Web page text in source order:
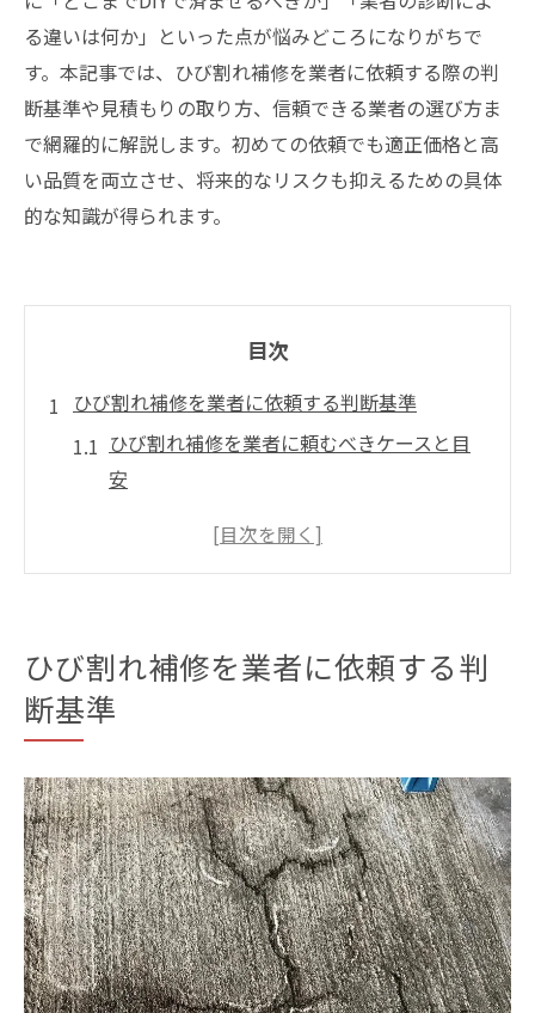
る違いは何か」といった点が悩みどころになりがちで
す。本記事では、ひび割れ補修を業者に依頼する際の判
断基準や見積もりの取り方、信頼できる業者の選び方ま
で網羅的に解説します。初めての依頼でも適正価格と高
い品質を両立させ、将来的なリスクも抑えるための具体
的な知識が得られます。
目次
ひび割れ補修を業者に依頼する判断基準
ひび割れ補修を業者に頼むべきケースと目
安
コンクリートひび割れ補修業者の選定基準
ト
補修業者の専門知識が必要なひび割れ事例
ひび割れ補修の費用相場と見積もりの見方
コンクリートひび割れ補修費用の内訳解説
基礎ひび割れ補修費用の相場を詳しく解説
外壁ひび割れ補修の費用が変動する理由
基礎や外壁の補修業者比較のポイント
基礎ひび割れ補修業者の得意分野を理解す
ひび割れ補修を業者に依頼する判
断基準